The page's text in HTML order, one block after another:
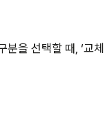
을 선택할 때, ‘교체